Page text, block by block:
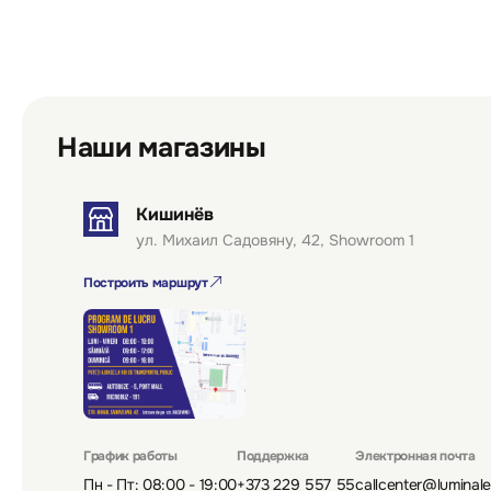
Наши магазины
Кишинёв
ул. Михаил Садовяну, 42, Showroom 1
Построить маршрут
График работы
Пн - Пт: 08:00 - 19:00
Поддержка
+373 229 557 55
Электронная почта